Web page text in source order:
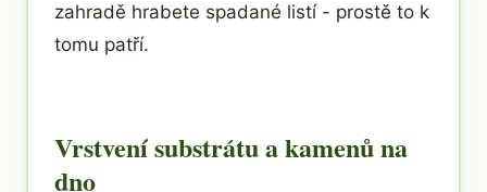
zahradě hrabete spadané listí - prostě to k
tomu patří.
Vrstvení substrátu a kamenů na
dno